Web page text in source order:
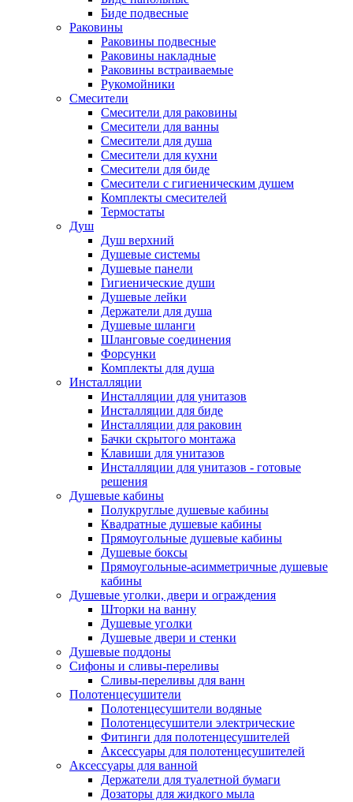
Биде подвесные
Раковины
Раковины подвесные
Раковины накладные
Раковины встраиваемые
Рукомойники
Смесители
Смесители для раковины
Смесители для ванны
Смесители для душа
Смесители для кухни
Смесители для биде
Смесители с гигиеническим душем
Комплекты смесителей
Термостаты
Душ
Душ верхний
Душевые системы
Душевые панели
Гигиенические души
Душевые лейки
Держатели для душа
Душевые шланги
Шланговые соединения
Форсунки
Комплекты для душа
Инсталляции
Инсталляции для унитазов
Инсталляции для биде
Инсталляции для раковин
Бачки скрытого монтажа
Клавиши для унитазов
Инсталляции для унитазов - готовые
решения
Душевые кабины
Полукруглые душевые кабины
Квадратные душевые кабины
Прямоугольные душевые кабины
Душевые боксы
Прямоугольные-асимметричные душевые
кабины
Душевые уголки, двери и ограждения
Шторки на ванну
Душевые уголки
Душевые двери и стенки
Душевые поддоны
Сифоны и сливы-переливы
Сливы-переливы для ванн
Полотенцесушители
Полотенцесушители водяные
Полотенцесушители электрические
Фитинги для полотенцесушителей
Аксессуары для полотенцесушителей
Аксессуары для ванной
Держатели для туалетной бумаги
Дозаторы для жидкого мыла